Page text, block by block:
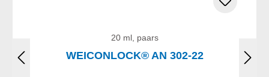
20 ml, paars
WEICONLOCK® AN 302-22